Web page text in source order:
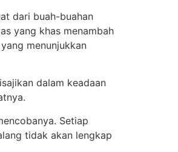
dari buah-buahan
yang khas menambah
menunjukkan
dalam keadaan
Setiap
tidak akan lengkap